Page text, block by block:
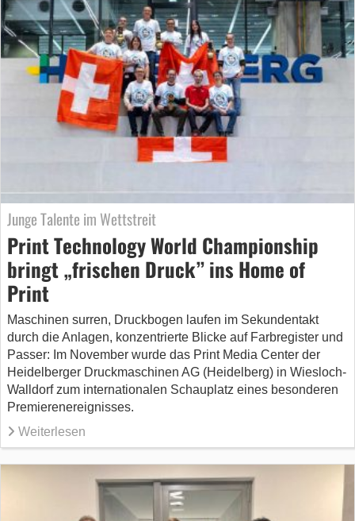
Junge Talente im Wettstreit
Print Technology World Championship
bringt „frischen Druck” ins Home of
Print
Maschinen surren, Druckbogen laufen im Sekundentakt
durch die Anlagen, konzentrierte Blicke auf Farbregister und
Passer: Im November wurde das Print Media Center der
Heidelberger Druckmaschinen AG (Heidelberg) in Wiesloch-
Walldorf zum internationalen Schauplatz eines besonderen
Premierenereignisses.
Weiterlesen